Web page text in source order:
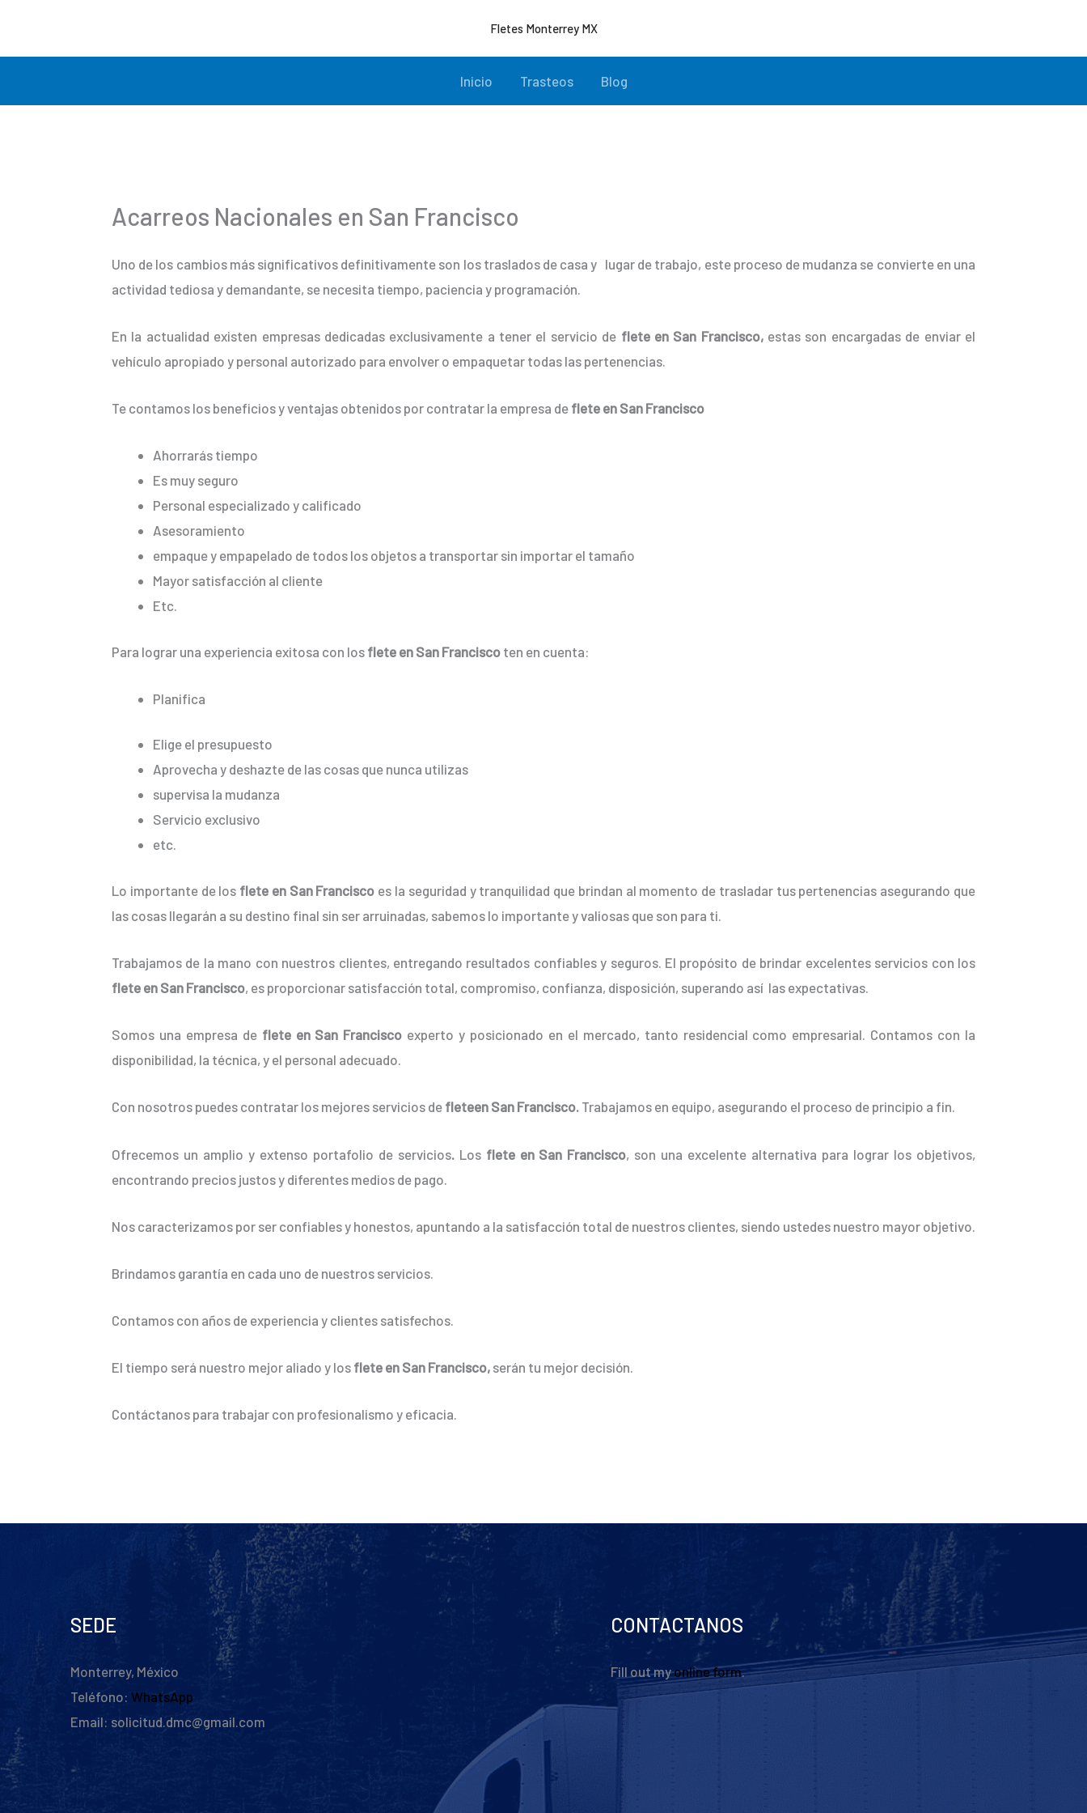
contenido
Fletes Monterrey MX
Inicio Trasteos Blog
Acarreos Nacionales en San Francisco
Uno de los cambios más significativos definitivamente son los traslados de casa y lugar de trabajo, este proceso de mudanza se convierte en una
actividad tediosa y demandante, se necesita tiempo, paciencia y programación.
En la actualidad existen empresas dedicadas exclusivamente a tener el servicio de flete en San Francisco,estas son encargadas de enviar el
vehículo apropiado y personal autorizado para envolver o empaquetar todas las pertenencias.
Te contamos los beneficios y ventajas obtenidos por contratar la empresa de flete en San Francisco
Ahorrarás tiempo
Es muy seguro
Personal especializado y calificado
Asesoramiento
empaque y empapelado de todos los objetos a transportar sin importar el tamaño
Mayor satisfacción al cliente
Etc.
Para lograr una experiencia exitosa con los flete en San Francisco ten en cuenta:
Planifica
Elige el presupuesto
Aprovecha y deshazte de las cosas que nunca utilizas
supervisa la mudanza
Servicio exclusivo
etc.
Lo importante de los flete en San Francisco es la seguridad y tranquilidad que brindan al momento de trasladar tus pertenencias asegurando que
las cosas llegarán a su destino final sin ser arruinadas, sabemos lo importante y valiosas que son para ti.
Trabajamos de la mano con nuestros clientes, entregando resultados confiables y seguros. El propósito de brindar excelentes servicios con los
flete en San Francisco, es proporcionar satisfacción total, compromiso, confianza, disposición, superando así las expectativas.
Somos una empresa de flete en San Francisco experto y posicionado en el mercado, tanto residencial como empresarial. Contamos con la
disponibilidad, la técnica, y el personal adecuado.
Con nosotros puedes contratar los mejores servicios de fleteen San Francisco. Trabajamos en equipo, asegurando el proceso de principio a fin.
Ofrecemos un amplio y extenso portafolio de servicios. Los flete en San Francisco, son una excelente alternativa para lograr los objetivos,
encontrando precios justos y diferentes medios de pago.
Nos caracterizamos por ser confiables y honestos, apuntando a la satisfacción total de nuestros clientes, siendo ustedes nuestro mayor objetivo.
Brindamos garantía en cada uno de nuestros servicios.
Contamos con años de experiencia y clientes satisfechos.
El tiempo será nuestro mejor aliado y los flete en San Francisco, serán tu mejor decisión.
Contáctanos para trabajar con profesionalismo y eficacia.
SEDE
Monterrey, México
Teléfono: WhatsApp
Email: solicitud.dmc@gmail.com
CONTACTANOS
Fill out myonline form.